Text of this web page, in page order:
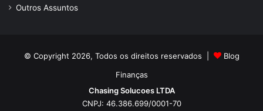
Outros Assuntos
© Copyright 2026, Todos os direitos reservados |
Blog
Finanças
Chasing Solucoes LTDA
CNPJ: 46.386.699/0001-70